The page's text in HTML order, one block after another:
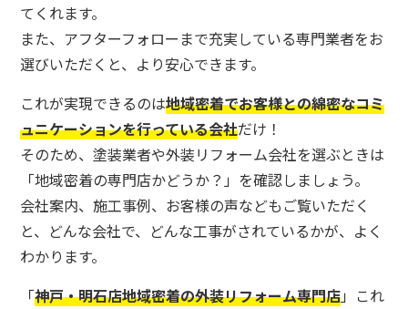
てくれます。
また、アフターフォローまで充実している専門業者をお
選びいただくと、より安心できます。
これが実現できるのは地域密着でお客様との綿密なコミ
ュニケーションを行っている会社だけ！
そのため、塗装業者や外装リフォーム会社を選ぶときは
「地域密着の専門店かどうか？」を確認しましょう。
会社案内、施工事例、お客様の声などもご覧いただく
と、どんな会社で、どんな工事がされているかが、よく
わかります。
「神戸・明石店地域密着の外装リフォーム専門店」これ